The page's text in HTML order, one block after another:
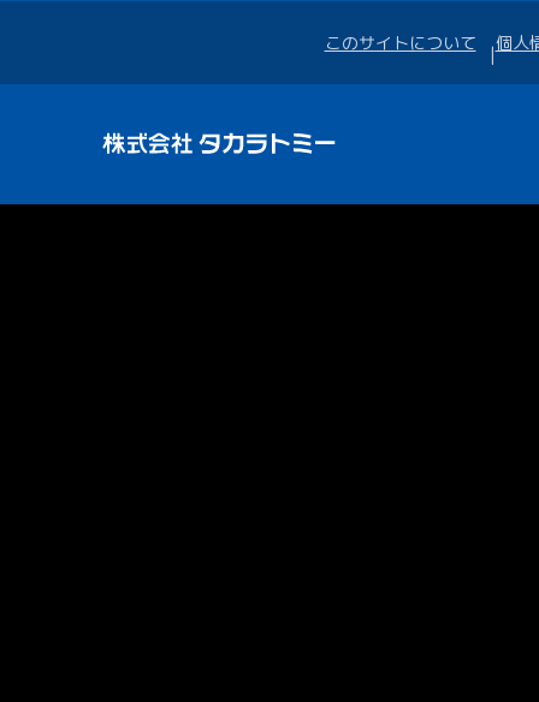
このサイトについて 個人